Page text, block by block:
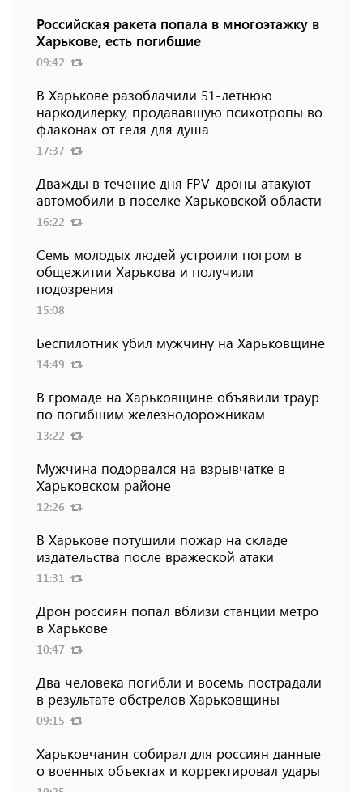
Российская ракета попала в многоэтажку в
Харькове, есть погибшие
09:42
В Харькове разоблачили 51-летнюю
наркодилерку, продававшую психотропы во
флаконах от геля для душа
17:37
Дважды в течение дня FPV-дроны атакуют
автомобили в поселке Харьковской области
16:22
Семь молодых людей устроили погром в
общежитии Харькова и получили
подозрения
15:08
Беспилотник убил мужчину на Харьковщине
14:49
В громаде на Харьковщине объявили траур
по погибшим железнодорожникам
13:22
Мужчина подорвался на взрывчатке в
Харьковском районе
12:26
В Харькове потушили пожар на складе
издательства после вражеской атаки
11:31
Дрон россиян попал вблизи станции метро
в Харькове
10:47
Два человека погибли и восемь пострадали
в результате обстрелов Харьковщины
09:15
Харьковчанин собирал для россиян данные
о военных объектах и ​​корректировал удары